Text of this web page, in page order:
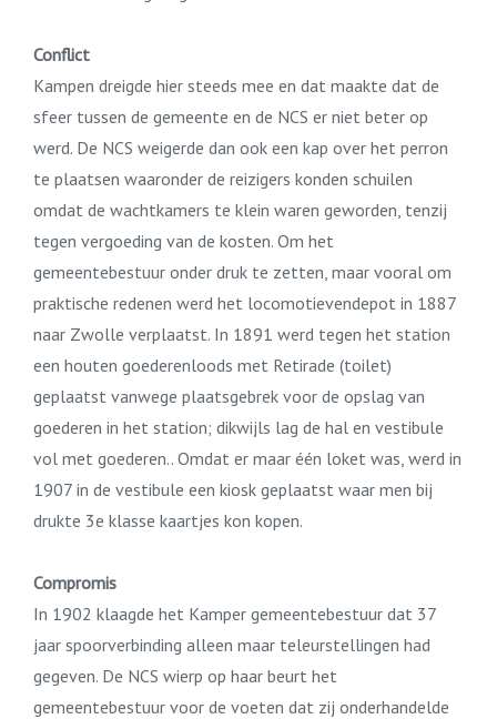
Conflict
Kampen dreigde hier steeds mee en dat maakte dat de
sfeer tussen de gemeente en de NCS er niet beter op
werd. De NCS weigerde dan ook een kap over het perron
te plaatsen waaronder de reizigers konden schuilen
omdat de wachtkamers te klein waren geworden, tenzij
tegen vergoeding van de kosten. Om het
gemeentebestuur onder druk te zetten, maar vooral om
praktische redenen werd het locomotievendepot in 1887
naar Zwolle verplaatst. In 1891 werd tegen het station
een houten goederenloods met Retirade (toilet)
geplaatst vanwege plaatsgebrek voor de opslag van
goederen in het station; dikwijls lag de hal en vestibule
vol met goederen.. Omdat er maar één loket was, werd in
1907 in de vestibule een kiosk geplaatst waar men bij
drukte 3e klasse kaartjes kon kopen.
Compromis
In 1902 klaagde het Kamper gemeentebestuur dat 37
jaar spoorverbinding alleen maar teleurstellingen had
gegeven. De NCS wierp op haar beurt het
gemeentebestuur voor de voeten dat zij onderhandelde